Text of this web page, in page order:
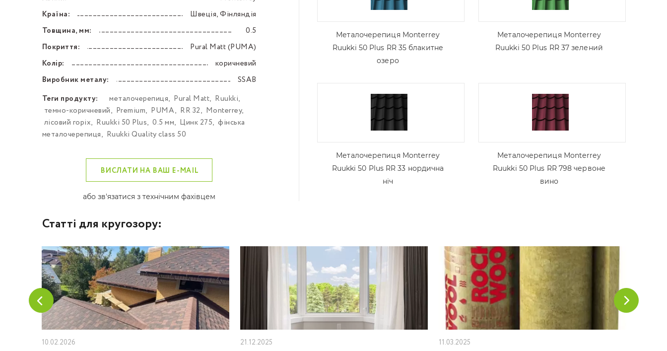
Країна:
–––––––––––––––––––––––––––––––––––––––––––––
Швеція, Фінляндія
Товщина, мм:
–––––––––––––––––––––––––––––––––––––––––––––
0.5
Покриття:
–––––––––––––––––––––––––––––––––––––––––––––
Pural Matt (PUMA)
Колір:
–––––––––––––––––––––––––––––––––––––––––––––коричневий
Виробник металу:
–––––––––––––––––––––––––––––––––––––––––––––
SSAB
Теги продукту:
металочерепиця, Pural Matt, Ruukki,
темно-коричневий, Premium, PUMA, RR 32, Monterrey,
лісовий горіх, Ruukki 50 Plus, 0.5 мм, Цинк 275, фінська
металочерепиця, Ruukki Quality class 50
ВИСЛАТИ НА ВАШ E-MAIL
або зв'язатися з технічним фахівцем
Металочерепиця Моntеrrey
Ruukki 50 Plus RR 35 блакитне
озеро
Металочерепиця Моntеrrey
Ruukki 50 Plus RR 37 зелений
Металочерепиця Моntеrrey
Ruukki 50 Plus RR 33 нордична
ніч
Металочерепиця Моntеrrey
Ruukki 50 Plus RR 798 червоне
вино
Статті для кругозору:
10.02.2026 21.12.2025 11.03.2025